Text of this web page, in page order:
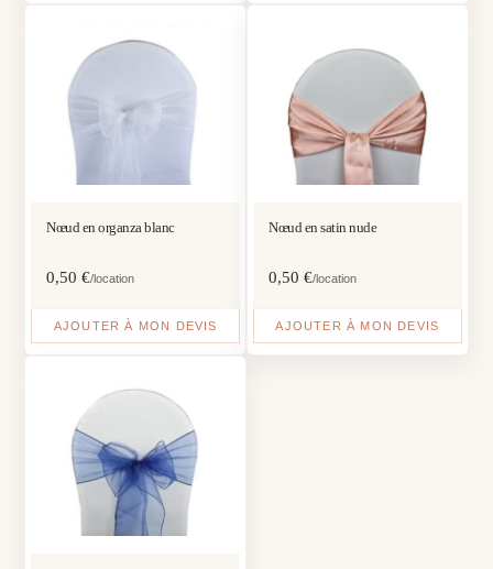
Nœud en organza blanc
0,50€/location
AJOUTER À MON DEVIS
Nœud en satin nude
0,50 €/location
AJOUTER À MON DEVIS